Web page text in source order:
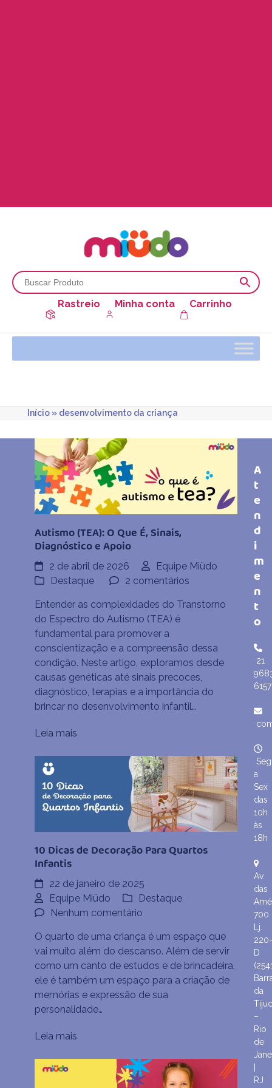
Rastreio Minha conta Carrinho
Início» desenvolvimento da criança
Autismo (TEA): O Que É, Sinais,
Diagnóstico e Apoio
2 de abril de 2026
Equipe Miüdo
Destaque
2 comentários
(TEA):
É,
Sinais,
Diagnóstico
e
Apoio
Entender as complexidades do Transtorno
do Espectro do Autismo (TEA) é
fundamental para promover a
conscientização e a compreensão dessa
condição. Neste artigo, exploramos desde
causas genéticas até sinais precoces,
diagnóstico, terapias e a importância do
brincar no desenvolvimento infantil…
Leia mais
10 Dicas de Decoração Para Quartos
Infantis
22 de janeiro de 2025
Equipe Miüdo
Destaque
Nenhum comentário
Dicas
de
Decoração
Para
Quartos
O quarto de uma criança é um espaço que
vai muito além do descanso. Além de servir
como um canto de estudos e de brincadeira,
ele é também um espaço para a criação de
memórias e expressão de sua
personalidade…
Leia mais
A
t
e
n
d
i
m
e
n
t
o
21
6157
Seg
a
Sex
das
10h
às
18h
Av.
das
700
Lj.
D
da
–
Rio
de
RJ